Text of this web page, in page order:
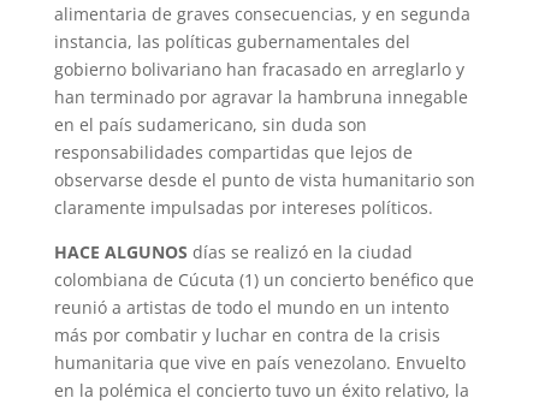
alimentaria de graves consecuencias, y en segunda
instancia, las políticas gubernamentales del
gobierno bolivariano han fracasado en arreglarlo y
han terminado por agravar la hambruna innegable
en el país sudamericano, sin duda son
responsabilidades compartidas que lejos de
observarse desde el punto de vista humanitario son
claramente impulsadas por intereses políticos.
HACE ALGUNOS días se realizó en la ciudad
colombiana de Cúcuta (1) un concierto benéfico que
reunió a artistas de todo el mundo en un intento
más por combatir y luchar en contra de la crisis
humanitaria que vive en país venezolano. Envuelto
en la polémica el concierto tuvo un éxito relativo, la